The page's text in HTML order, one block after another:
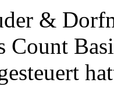
&
Count